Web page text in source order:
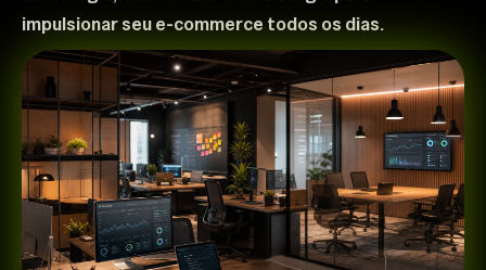
impulsionar seu e-commerce todos os dias.